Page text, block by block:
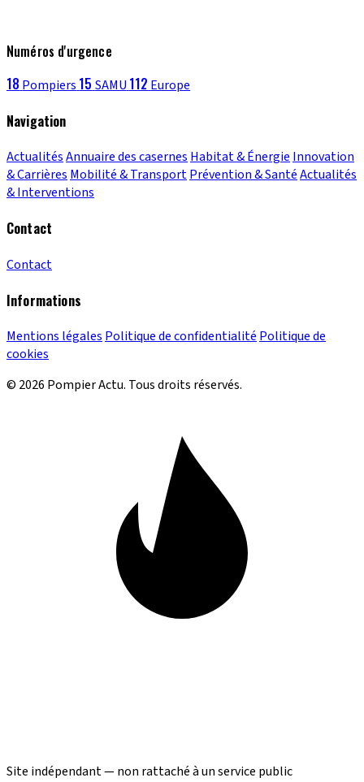
Numéros d'urgence
18 Pompiers 15 SAMU 112 Europe
Navigation
ActualitésAnnuaire des casernes Habitat & Énergie Innovation
& Carrières Mobilité & TransportPrévention & SantéActualités
& Interventions
Contact
Contact
Informations
Mentions légales Politique de confidentialité Politique de
cookies
© 2026 Pompier Actu. Tous droits réservés.
Site indépendant — non rattaché à un service public